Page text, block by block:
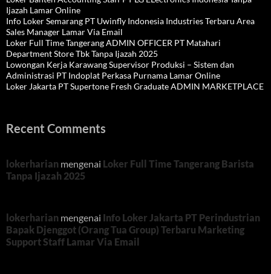
Ijazah Lamar Online
Info Loker Semarang PT Uwinfly Indonesia Industries Terbaru Area
Sales Manager Lamar Via Email
Loker Full Time Tangerang ADMIN OFFICER PT Matahari
Department Store Tbk Tanpa Ijazah 2025
Lowongan Kerja Karawang Supervisor Produksi – Sistem dan
Administrasi PT Indoplat Perkasa Purnama Lamar Online
Loker Jakarta PT Supertone Fresh Graduate ADMIN MARKETPLACE
Recent Comments
lokerharian mengenai Loker Full Time Tangerang Barista
Tanpa Ijazah 2025
lokerharian mengenai Info Loker Jakarta PT Perindustrian
Bapak Djenggot (Orang Tua Group) Terbaru Marketing
Support Staff Lamar Via Email